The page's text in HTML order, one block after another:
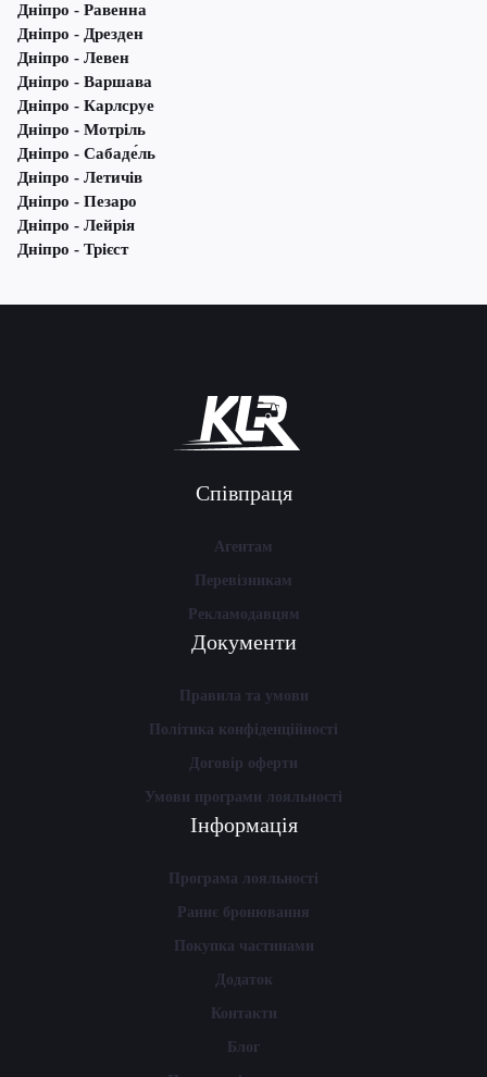
Дніпро - Равенна
Дніпро - Дрезден
Дніпро - Левен
Дніпро - Варшава
Дніпро - Карлсруе
Дніпро - Мотріль
Дніпро - Сабаде́ль
Дніпро - Летичів
Дніпро - Пезаро
Дніпро - Лейрія
Дніпро - Трієст
Співпраця
Агентам
Перевізникам
Рекламодавцям
Документи
Правила та умови
Політика конфіденційності
Договір оферти
Умови програми лояльності
Інформація
Програма лояльності
Раннє бронювання
Покупка частинами
Додаток
Контакти
Блог